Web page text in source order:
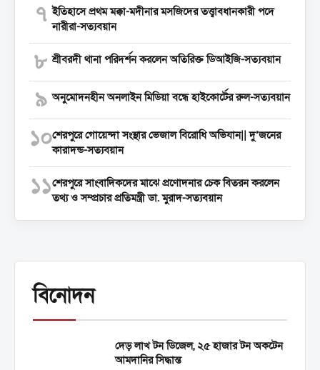
৭ ইতিহাসে প্রথম মক্কা-মদীনার মসজিদের তত্ত্বাবধানকারী পদে
নারীরা-সত্যবয়ান
৮ শ্রীবরদী থানা পরিদর্শন করলেন অতিরিক্ত ডিআইজি-সত্যবয়ান
৯ অনুমোদনহীন অনলাইন মিডিয়া বন্ধে হাইকোর্টের রুল-সত্যবয়ান
১০শেরপুরে গোয়েন্দা সংস্থার ভেজাল বিরোধি অভিযান|| দু’জনের
কারাদন্ড-সত্যবয়ান
১১শেরপুরে সাংবাদিকদের মাঝে প্রণোদনার চেক বিতরন করলেন
তথ্য ও সম্প্রচার প্রতিমন্ত্রী ডা. মুরাদ-সত্যবয়ান
বিনোদন
দেড় লাখ টন ডিজেল, ২৫ হাজার টন অকটেন
আমদানির সিদ্ধান্ত